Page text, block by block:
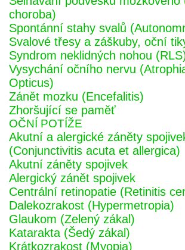
choroba)
Spontánní stahy svalů
Svalové třesy a záškuby, oční
Syndrom neklidných nohou
Vysychání očního nervu
Opticus)
Zánět mozku (Encefalitis)
Zhoršující se paměť
OČNÍ POTÍŽE
Akutní a alergické záněty
(Conjunctivitis acuta et allergica)
Akutní záněty spojivek
Alergický zánět spojivek
Centrální retinopatie (Retinitis
Dalekozrakost (Hypermetropia)
Glaukom (Zelený zákal)
Katarakta (Šedý zákal)
Krátkozrakost (Myopia)